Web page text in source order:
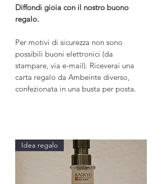
Diffondi gioia con il nostro buono
regalo.
Per motivi di sicurezza non sono
possibili buoni elettronici (da
stampare, via e-mail). Riceverai una
carta regalo da Ambeinte diverso,
confezionata in una busta per posta.
Idea regalo